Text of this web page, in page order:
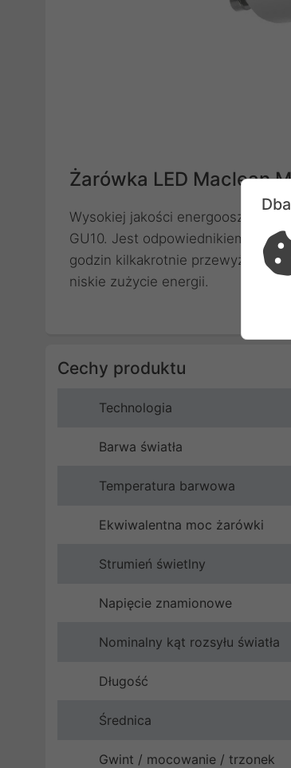
Żarówka LED Maclean
Wysokiej jakości
GU10. Jest odpowiednikiem
godzin kilkakrotnie przewyższa
niskie zużycie energii.
Cechy produktu
Technologia
Barwa światła
Temperatura barwowa
Ekwiwalentna moc żarówki
Strumień świetlny
Napięcie znamionowe
Nominalny kąt rozsyłu światła
Długość
Średnica
Gwint / mocowanie / trzonek